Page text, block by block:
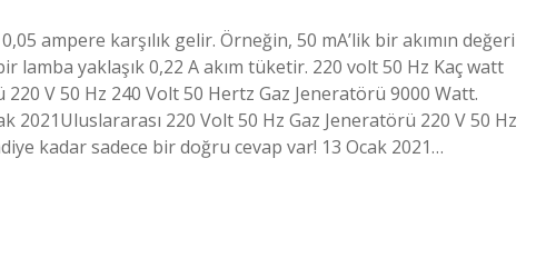
ampere karşılık gelir. Örneğin, 50 mA’lik bir akımın değeri
lamba yaklaşık 0,22 A akım tüketir. 220 volt 50 Hz Kaç watt
V 50 Hz 240 Volt 50 Hertz Gaz Jeneratörü 9000 Watt.
2021Uluslararası 220 Volt 50 Hz Gaz Jeneratörü 220 V 50 Hz
kadar sadece bir doğru cevap var! 13 Ocak 2021…